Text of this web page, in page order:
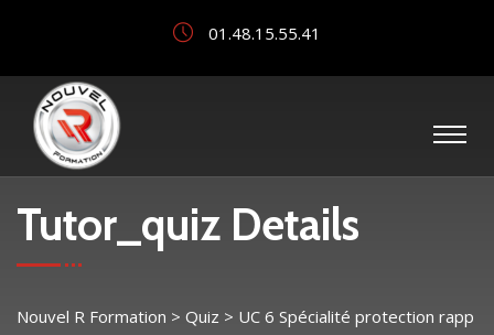
01.48.15.55.41
Tutor_quiz Details
Nouvel R Formation > Quiz > UC 6 Spécialité protection rapp